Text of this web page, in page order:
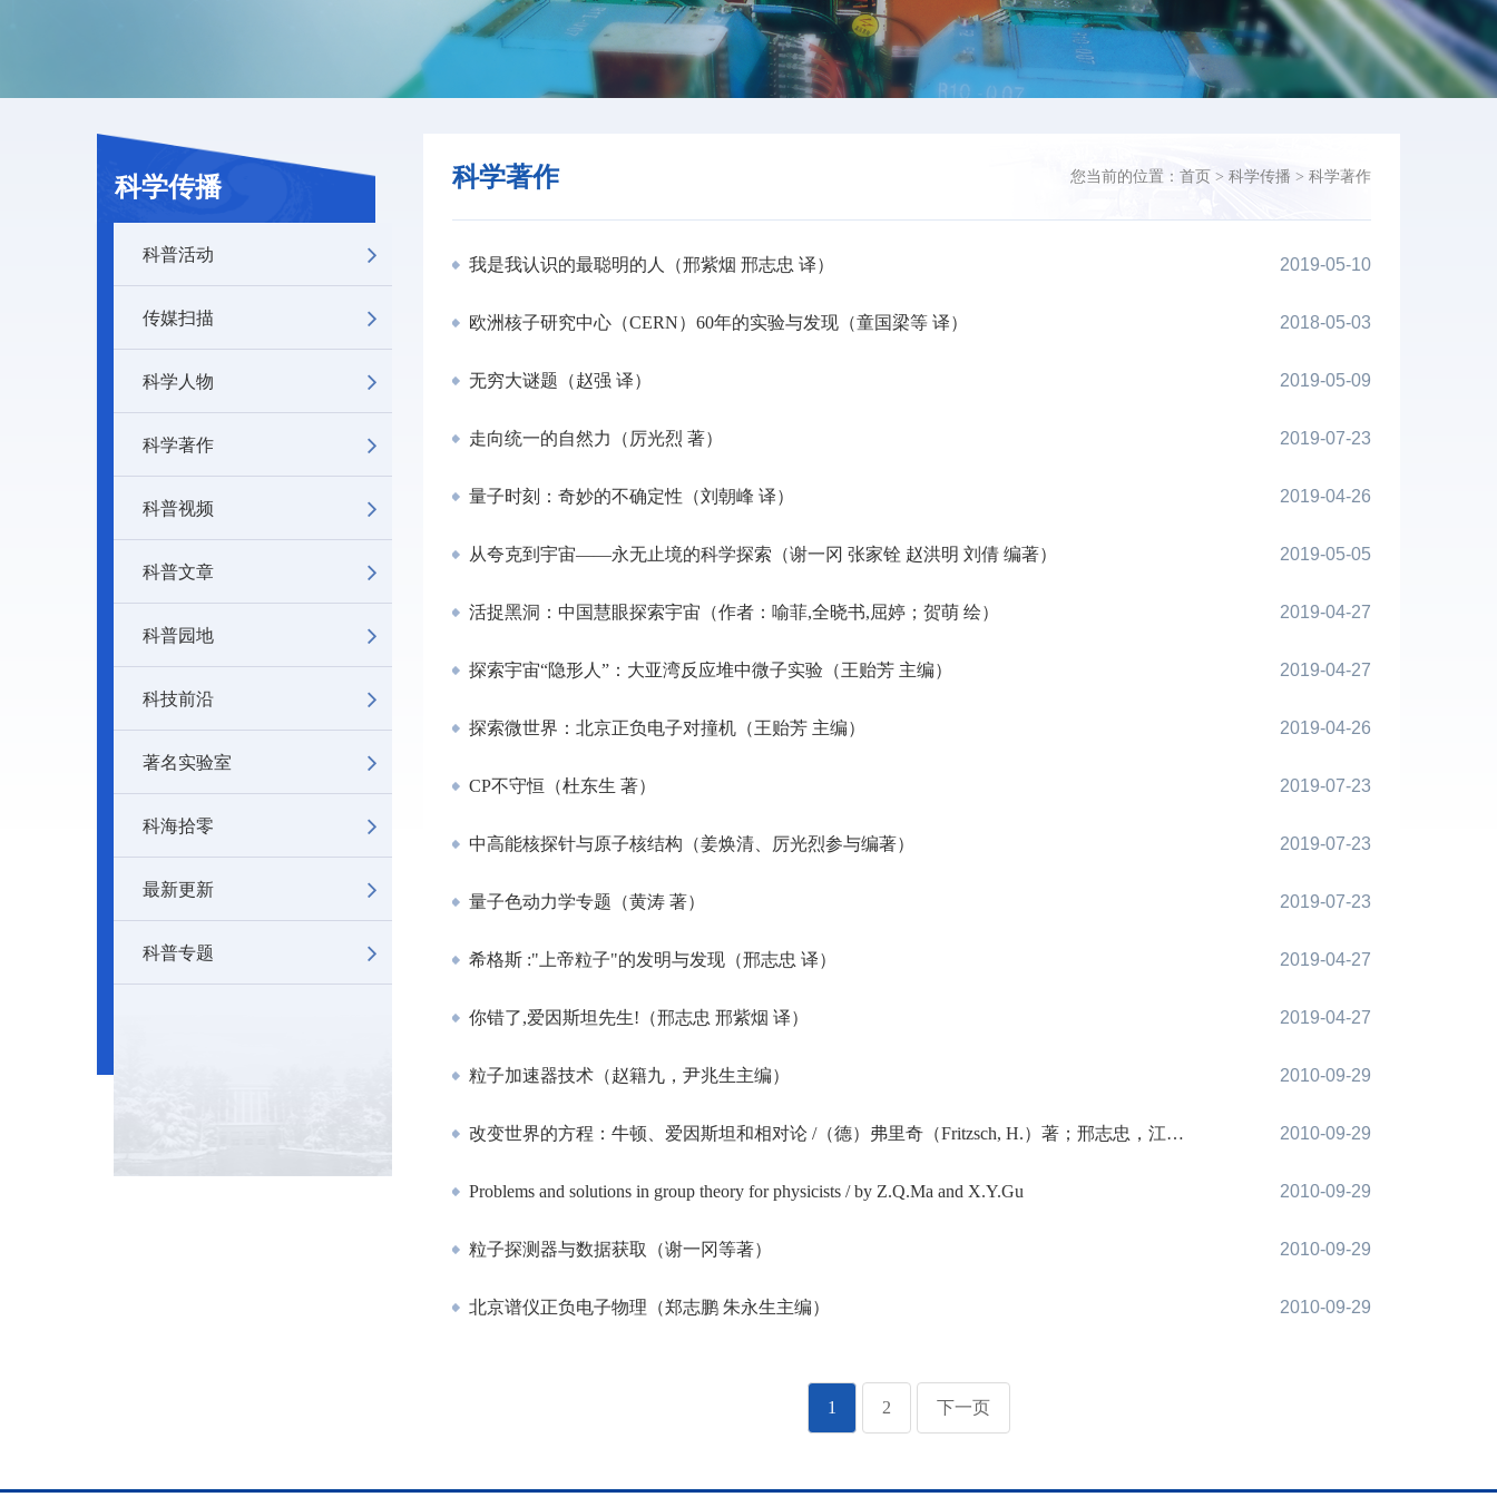
科学传播
科普活动
传媒扫描
科学人物
科学著作
科普视频
科普文章
科普园地
科技前沿
著名实验室
科海拾零
最新更新
科普专题
科学著作 您当前的位置： 首页 > 科学传播 > 科学著作
我是我认识的最聪明的人（邢紫烟 邢志忠 译） 2019-05-10
欧洲核子研究中心（CERN）60年的实验与发现（童国梁等 译） 2018-05-03
无穷大谜题（赵强 译） 2019-05-09
走向统一的自然力（厉光烈 著） 2019-07-23
量子时刻：奇妙的不确定性（刘朝峰 译） 2019-04-26
从夸克到宇宙——永无止境的科学探索（谢一冈 张家铨 赵洪明 刘倩 编著） 2019-05-05
活捉黑洞：中国慧眼探索宇宙（作者：喻菲,全晓书,屈婷；贺萌 绘） 2019-04-27
探索宇宙“隐形人”：大亚湾反应堆中微子实验（王贻芳 主编） 2019-04-27
探索微世界：北京正负电子对撞机（王贻芳 主编） 2019-04-26
CP不守恒（杜东生 著） 2019-07-23
中高能核探针与原子核结构（姜焕清、厉光烈参与编著） 2019-07-23
量子色动力学专题（黄涛 著） 2019-07-23
希格斯 :"上帝粒子"的发明与发现（邢志忠 译） 2019-04-27
你错了,爱因斯坦先生!（邢志忠 邢紫烟 译） 2019-04-27
粒子加速器技术（赵籍九，尹兆生主编） 2010-09-29
改变世界的方程：牛顿、爱因斯坦和相对论 /（德）弗里奇（Fritzsch, H.）著；邢志忠，江向东，黄艳华译 2010-09-29
Problems and solutions in group theory for physicists / by Z.Q.Ma and X.Y.Gu 2010-09-29
粒子探测器与数据获取（谢一冈等著） 2010-09-29
北京谱仪正负电子物理（郑志鹏 朱永生主编） 2010-09-29
1 2 下一页